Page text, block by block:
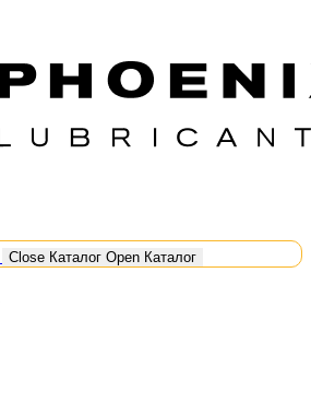
Close Каталог Open Каталог